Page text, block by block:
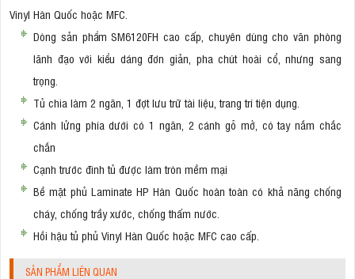
Vinyl Hàn Quốc hoặc MFC.
Dòng sản phẩm SM6120FH cao cấp, chuyên dùng cho văn phòng
lãnh đạo với kiểu dáng đơn giản, pha chút hoài cổ, nhưng sang
trọng.
Tủ chia làm 2 ngăn, 1 đợt lưu trữ tài liệu, trang trí tiện dụng.
Cánh lửng phía dưới có 1 ngăn, 2 cánh gỗ mở, có tay nắm chắc
chắn
Cạnh trước đình tủ được làm tròn mềm mại
Bề mặt phủ Laminate HP Hàn Quốc hoàn toàn có khả năng chống
cháy, chống trầy xước, chống thấm nước.
Hồi hậu tủ phủ Vinyl Hàn Quốc hoặc MFC cao cấp.
SẢN PHẨM LIÊN QUAN